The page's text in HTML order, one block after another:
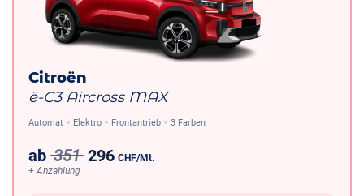
Citroën
ë-C3 Aircross MAX
Automat Elektro Frontantrieb 3 Farben
ab 351 296 CHF/Mt.
+ Anzahlung